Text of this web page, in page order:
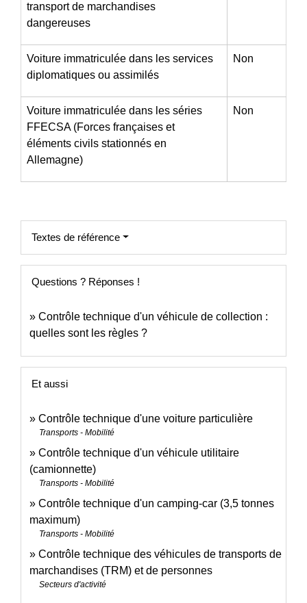
transport de marchandises
dangereuses
Voiture immatriculée dans les services
diplomatiques ou assimilés
Non
Voiture immatriculée dans les séries
FFECSA (Forces françaises et
éléments civils stationnés en
Allemagne)
Non
Textes de référence
Questions ? Réponses !
Contrôle technique d'un véhicule de collection :
quelles sont les règles ?
Et aussi
Contrôle technique d'une voiture particulière
Transports - Mobilité
Contrôle technique d'un véhicule utilitaire
(camionnette)
Transports - Mobilité
Contrôle technique d'un camping-car (3,5 tonnes
maximum)
Transports - Mobilité
Contrôle technique des véhicules de transports de
marchandises (TRM) et de personnes
Secteurs d'activité